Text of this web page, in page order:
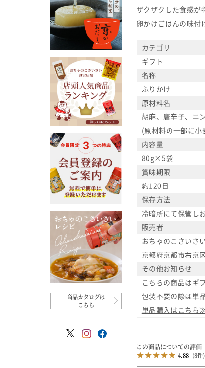
商品カタログは
こちら
ザクザクした食感が
卵かけごはんの味付
カテゴリ
ギフト
名称
ふりかけ
原材料名
胡麻、唐辛子、ニ
(原材料の一部に小
内容量
80g×5袋
賞味期限
約120日
保存方法
冷暗所にて保管し
販売者
おちゃのこさいさ
京都府京都市右京
その他お知らせ
こちらの商品はギ
包装不要の際は単
単品購入はこち
4.88 8